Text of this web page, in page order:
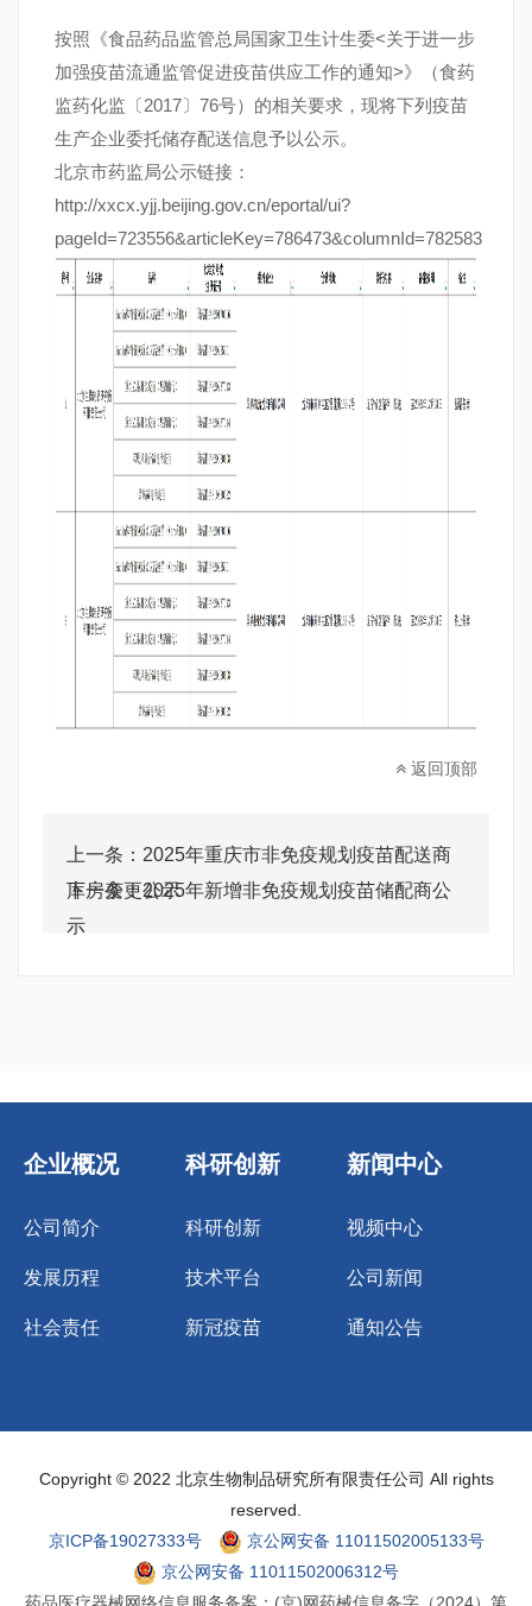
按照《食品药品监管总局国家卫生计生委<关于进一步
加强疫苗流通监管促进疫苗供应工作的通知>》（食药
监药化监〔2017〕76号）的相关要求，现将下列疫苗
生产企业委托储存配送信息予以公示。
北京市药监局公示链接：
http://xxcx.yjj.beijing.gov.cn/eportal/ui?
pageId=723556&articleKey=786473&columnId=782583
返回顶部
上一条： 2025年重庆市非免疫规划疫苗配送商
库房变更公示
下一条：2025年新增非免疫规划疫苗储配商公
示
企业概况
公司简介
发展历程
社会责任
科研创新
科研创新
技术平台
新冠疫苗
新闻中心
视频中心
公司新闻
通知公告
Copyright © 2022 北京生物制品研究所有限责任公司 All rights
reserved.
京ICP备19027333号
京公网安备 11011502005133号
京公网安备 11011502006312号